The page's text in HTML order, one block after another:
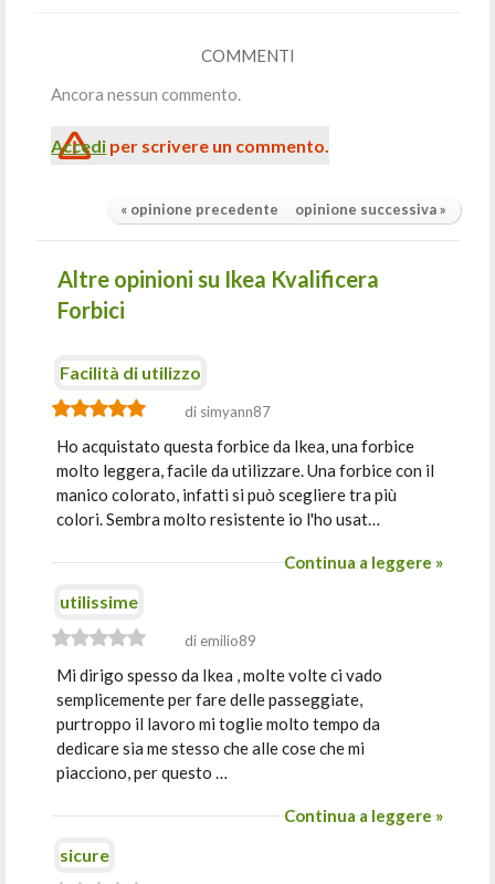
COMMENTI
Ancora nessun commento.
Accedi per scrivere un commento.
« opinione precedente opinione successiva »
Altre opinioni su Ikea Kvalificera
Forbici
Facilità di utilizzo
di simyann87
Ho acquistato questa forbice da Ikea, una forbice
molto leggera, facile da utilizzare. Una forbice con il
manico colorato, infatti si può scegliere tra più
colori. Sembra molto resistente io l'ho usat…
Continua a leggere »
utilissime
di emilio89
Mi dirigo spesso da Ikea , molte volte ci vado
semplicemente per fare delle passeggiate,
purtroppo il lavoro mi toglie molto tempo da
dedicare sia me stesso che alle cose che mi
piacciono, per questo …
Continua a leggere »
sicure